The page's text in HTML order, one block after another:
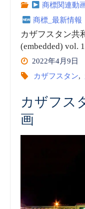
商標関連動
商標_最新情報
カザフスタン共
(embedded) vol. 1
2022年4月9日
カザフスタン,
カザフス
画